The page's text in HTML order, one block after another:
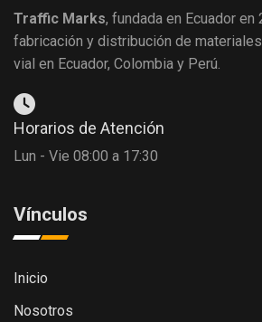
Traffic Marks, fundada en Ecuador
fabricación y distribución de
vial en Ecuador, Colombia y Perú.
Horarios de Atención
Lun - Vie 08:00 a 17:30
Vínculos
Inicio
Nosotros